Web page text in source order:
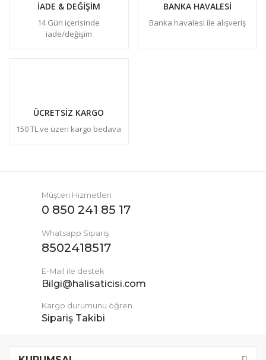
İADE & DEĞİŞİM
14 Gün içerisinde
iade/değişim
BANKA HAVALESİ
Banka havalesi ile alışveriş
ÜCRETSİZ KARGO
150 TL ve üzeri kargo bedava
Müşteri Hizmetleri
0 850 241 85 17
Whatsapp Sipariş
8502418517
E-Mail ile destek
Bilgi@halisaticisi.com
Kargo durumunu öğren
Sipariş Takibi